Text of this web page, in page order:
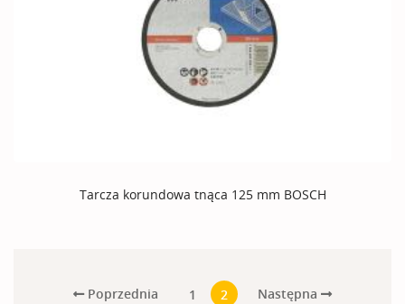
Tarcza korundowa tnąca 125 mm BOSCH
Poprzednia 1 2 Następna